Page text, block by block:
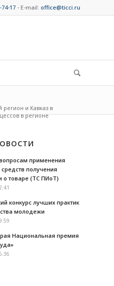
74-17 - E-mail: office@ticci.ru
и Кавказ в
в регионе
применения
средств получения
о товаре (ТС ПИоТ)
конкурс лучших практик
молодежи
Национальная премия